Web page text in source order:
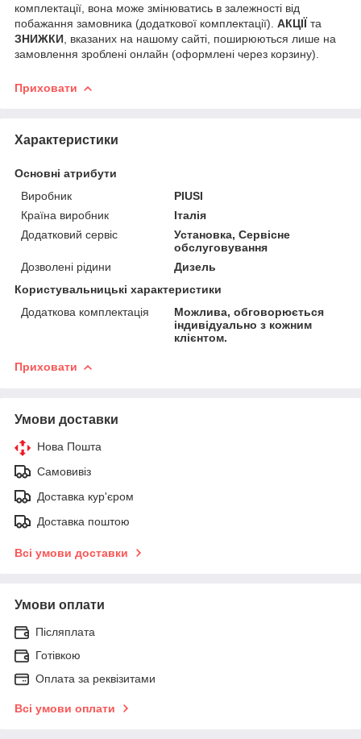
комплектації, вона може змінюватись в залежності від
побажання замовника (додаткової комплектації). АКЦІЇ та
ЗНИЖКИ , вказаних на нашому сайті, поширюються лише на
замовлення зроблені онлайн (оформлені через корзину).
Приховати
Характеристики
Основні атрибути
Виробник
PIUSI
Країна виробник
Італія
Додатковий сервіс
Установка, Сервісне
обслуговування
Дозволені рідини
Дизель
Користувальницькі характеристики
Додаткова комплектація
Можлива, обговорюється
індивідуально з кожним
клієнтом.
Приховати
Умови доставки
Нова Пошта
Самовивіз
Доставка кур'єром
Доставка поштою
Всі умови доставки
Умови оплати
Післяплата
Готівкою
Оплата за реквізитами
Всі умови оплати